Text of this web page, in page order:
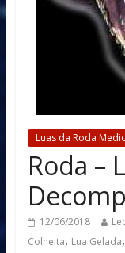
Luas da Roda
Roda –
12/06/2018
Colheita, Lua Gelada,